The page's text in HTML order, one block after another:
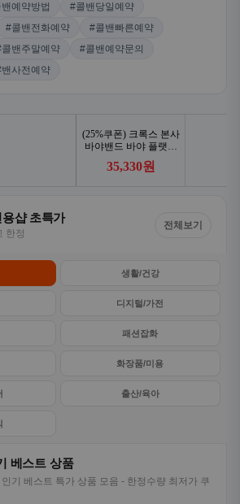
예약방법
#콜밴당일예약
#콜밴전화예약
#콜밴빠른예약
밴주말예약
#콜밴예약문의
사전예약
샵 초특가
한정
전체보기
생활/건강
디지털/가전
패션잡화
화장품/미용
출산/육아
베스트 상품
기 베스트 특가 상품 모음 - 한정수량 최저가 쿠